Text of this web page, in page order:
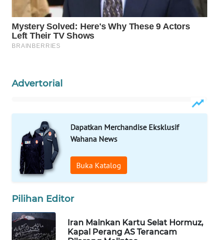
Advertorial
Dapatkan Merchandise Eksklusif
Wahana News
Buka Katalog
Pilihan Editor
Iran Mainkan Kartu Selat Hormuz,
Kapal Perang AS Terancam
HEALTH
WAHANA
DESA
LAPAK
WAHANA
Wahana
KONSUMEN
LISTRIK
MASYARAKAT
KELISTRIKAN
WALINKI
ID